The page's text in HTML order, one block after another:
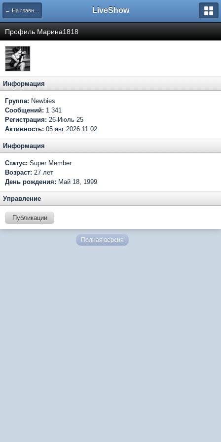
← На главную LiveShow
Профиль Марина1818
Информация
Группа: Newbies
Сообщений: 1 341
Регистрация: 26-Июль 25
Активность: 05 авг 2026 11:02
Информация
Статус: Super Member
Возраст: 27 лет
День рождения: Май 18, 1999
Управление
Публикации
Полная версия